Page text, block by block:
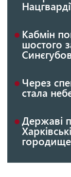
Кабмін
шостого
Через
стала
Державі